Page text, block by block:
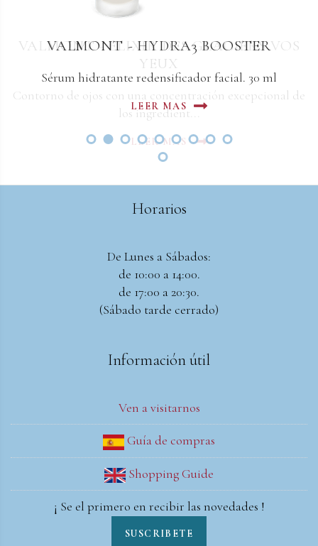
VALMONT - HYDRA3 BOOSTER
Sérum hidratante redensificador facial. 30 ml
LEER MAS
VALMONT - ELIXIR DES GLACIERS VOS
YEUX
Contorno de ojos con una concentración excepcional de
los ingredient...
LEER MAS
Horarios
De Lunes a Sábados:
de 10:00 a 14:00.
de 17:00 a 20:30.
(Sábado tarde cerrado)
Información útil
Ven a visitarnos
Guía de compras
Shopping Guide
¡ Se el primero en recibir las novedades !
SUSCRIBETE